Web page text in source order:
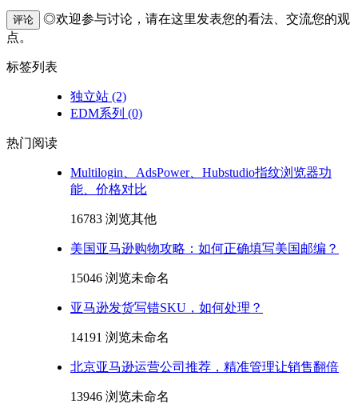
评论
◎欢迎参与讨论，请在这里发表您的看法、交流您的观
点。
标签列表
独立站 (2)
EDM系列 (0)
热门阅读
Multilogin、AdsPower、Hubstudio指纹浏览器功
能、价格对比
16783 浏览其他
美国亚马逊购物攻略：如何正确填写美国邮编？
15046 浏览未命名
亚马逊发货写错SKU，如何处理？
14191 浏览未命名
北京亚马逊运营公司推荐，精准管理让销售翻倍
13946 浏览未命名